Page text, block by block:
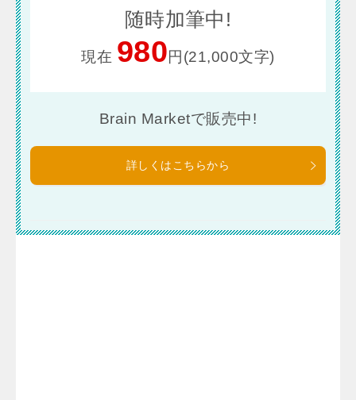
随時加筆中!
現在 980円(21,000文字)
Brain Marketで販売中!
詳しくはこちらから